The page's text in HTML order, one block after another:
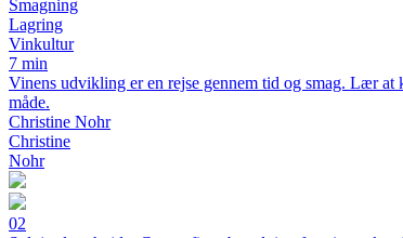
Smagning
Lagring
Vinkultur
7 min
Vinens udvikling er en rejse gennem tid og smag. Lær at
måde.
Christine Nohr
Christine
Nohr
02